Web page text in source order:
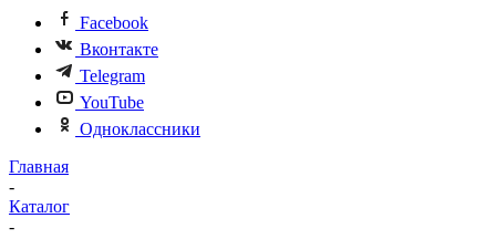
Facebook
Вконтакте
Telegram
YouTube
Одноклассники
Главная
-
Каталог
-